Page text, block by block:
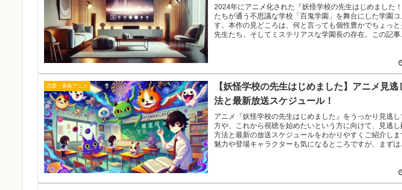
2024年にアニメ化された『妖怪学校の先生はじめました
たちが通う不思議な学校「百鬼学園」を舞台にした学園
す。本作の見どころは、何と言っても個性豊かでちょっと
先生たち、そしてミステリアスな学園長の存在。この記事
恋愛・青春アニメ
【妖怪学校の先生はじめました】アニメ見逃
法と最新放送スケジュール！
アニメ『妖怪学校の先生はじめました』をうっかり見逃し
方や、これから視聴を始めたいという方に向けて、見逃
方法と最新の放送スケジュールをわかりやすくご紹介し
魅力や登場キャラクターも気になるところですが、まずは